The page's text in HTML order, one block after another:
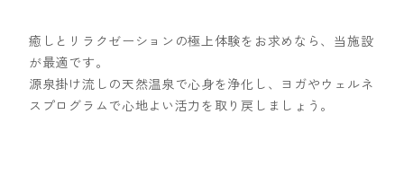
癒しとリラクゼーションの極上体験をお求めなら、当施設
が最適です。
源泉掛け流しの天然温泉で心身を浄化し、ヨガやウェルネ
スプログラムで心地よい活力を取り戻しましょう。